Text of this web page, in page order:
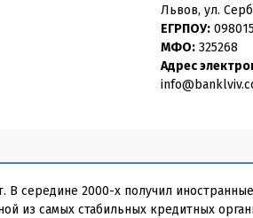
Львов, ул.
ЕГРПОУ:
МФО: 325268
Адрес
середине 2000-х получил
из самых стабильных кредитных